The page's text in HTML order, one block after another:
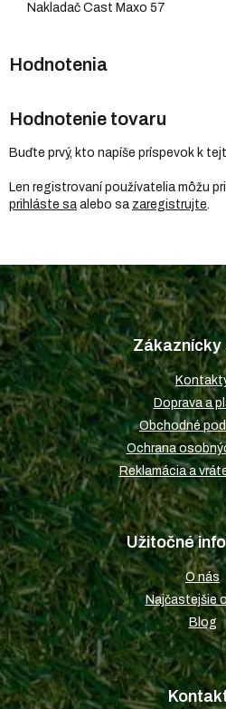
Nakladač Cast Maxo 57
Hodnotenie tovaru
Buďte prvý, kto napíše príspevok k
Len registrovaní používatelia môžu
prihláste sa alebo sa zaregistrujte
Z
á
p
ä
t
i
e
Zákaznícky
Doprava a
Obchodné
Ochrana
Reklamácia a
Užitočné
O nás
Najčastejšie
Blog